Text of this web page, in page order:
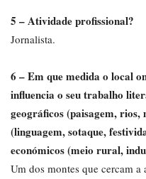
5 – Atividade profissional?
Jornalista.
6 – Em que medida o local
influencia o seu trabalho
geográficos (paisagem,
(linguagem, sotaque,
económicos (meio rural,
Um dos montes que cercam